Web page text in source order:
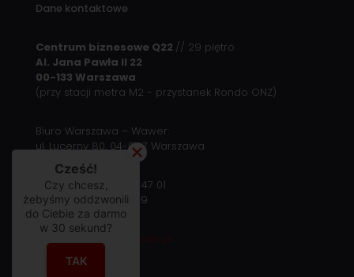
Dane kontaktowe
Centrum biznesowe Q22 // 29 piętro
Al. Jana Pawła II 22
00-133 Warszawa
(przy stacji metra M2 - przystanek Rondo ONZ)
Biuro Warszawa – Wawer:
ul. Lucerny 80, 04-687 Warszawa
Telefon:+48 22 463 47 01
Fax: +48 22 463 47 49
transport@bbats.pl
Cześć!
Czy chcesz,
żebyśmy oddzwonili
do Ciebie za darmo
w 30 sekund?
TAK